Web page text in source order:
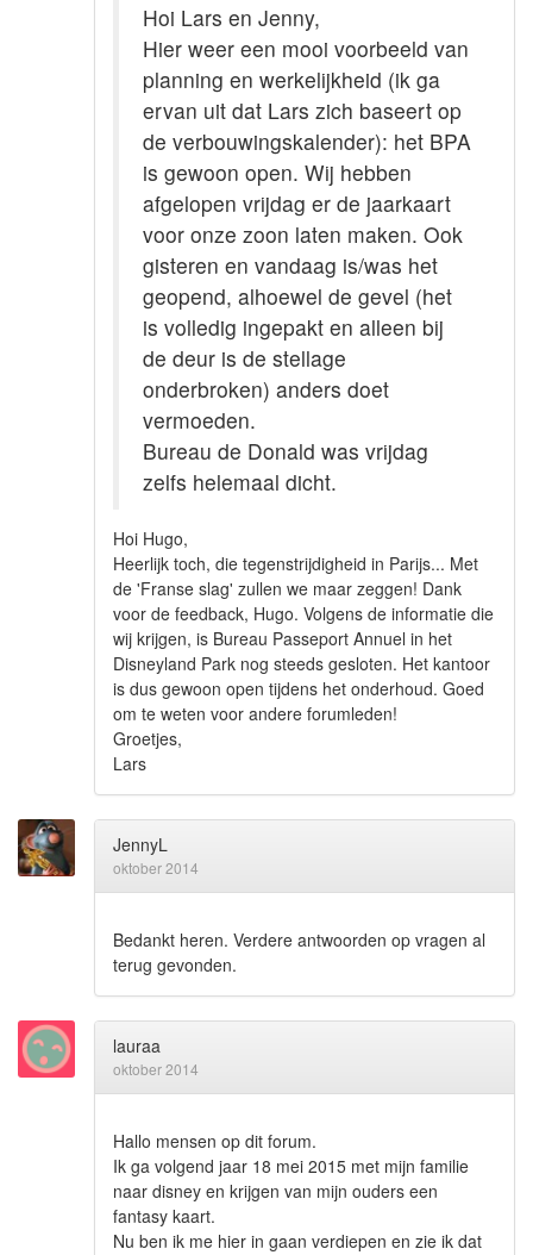
Hoi Lars en Jenny,
Hier weer een mooi voorbeeld van
planning en werkelijkheid (ik ga
ervan uit dat Lars zich baseert op
de verbouwingskalender): het BPA
is gewoon open. Wij hebben
afgelopen vrijdag er de jaarkaart
voor onze zoon laten maken. Ook
gisteren en vandaag is/was het
geopend, alhoewel de gevel (het
is volledig ingepakt en alleen bij
de deur is de stellage
onderbroken) anders doet
vermoeden.
Bureau de Donald was vrijdag
zelfs helemaal dicht.
Hoi Hugo,
Heerlijk toch, die tegenstrijdigheid in Parijs... Met
de 'Franse slag' zullen we maar zeggen! Dank
voor de feedback, Hugo. Volgens de informatie die
wij krijgen, is Bureau Passeport Annuel in het
Disneyland Park nog steeds gesloten. Het kantoor
is dus gewoon open tijdens het onderhoud. Goed
om te weten voor andere forumleden!
Groetjes,
Lars
JennyL
oktober 2014
Bedankt heren. Verdere antwoorden op vragen al
terug gevonden.
lauraa
oktober 2014
Hallo mensen op dit forum.
Ik ga volgend jaar 18 mei 2015 met mijn familie
naar disney en krijgen van mijn ouders een
fantasy kaart.
Nu ben ik me hier in gaan verdiepen en zie ik dat